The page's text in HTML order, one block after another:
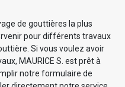
de gouttières la plus
pour différents travaux
Si vous voulez avoir
MAURICE S. est prêt à
notre formulaire de